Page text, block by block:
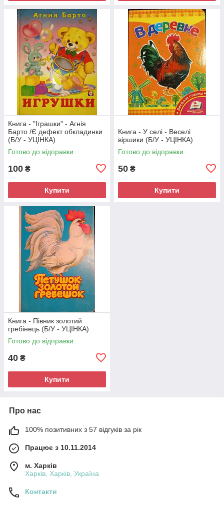
Книга - "Іграшки" - Агнія
Барто /Є дефект обкладинки
(Б/У - УЦІНКА)
Готово до відправки
100 ₴
Купити
Книга - У селі - Веселі
віршики (Б/У - УЦІНКА)
Готово до відправки
50 ₴
Купити
Книга - Півник золотий
гребінець (Б/У - УЦІНКА)
Готово до відправки
40 ₴
Купити
Про нас
100% позитивних з 57 відгуків за рік
Працює з 10.11.2014
м. Харків
Харків, Харків, Україна
Контакти